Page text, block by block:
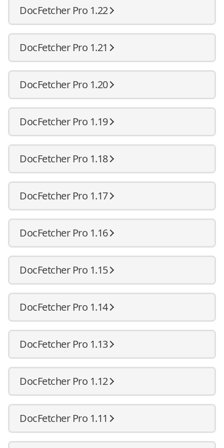
DocFetcher Pro 1.22
DocFetcher Pro 1.21
DocFetcher Pro 1.20
DocFetcher Pro 1.19
DocFetcher Pro 1.18
DocFetcher Pro 1.17
DocFetcher Pro 1.16
DocFetcher Pro 1.15
DocFetcher Pro 1.14
DocFetcher Pro 1.13
DocFetcher Pro 1.12
DocFetcher Pro 1.11